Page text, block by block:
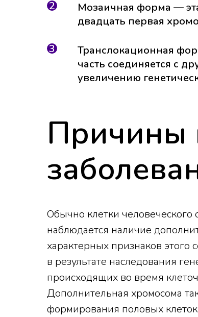
Мозаичная форма —
двадцать первая
Транслокационная
часть соединяется с
увеличению
Причины
Обычно клетки
наблюдается наличие
характерных признаков
в результате наследования
происходящих во время
Дополнительная хромосома
формирования половых клеток.